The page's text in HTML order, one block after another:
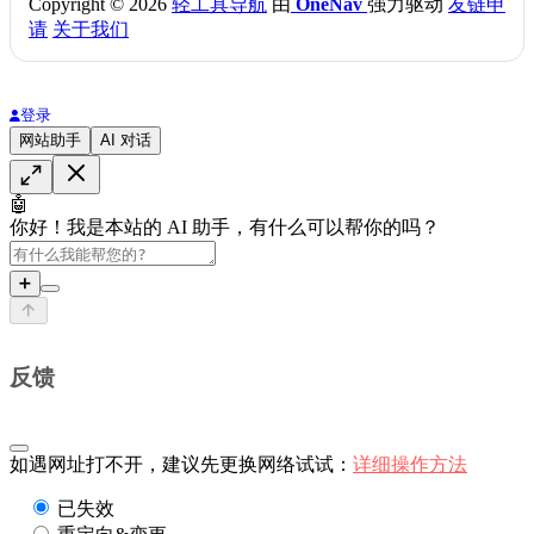
请 关于我们
登录
网站助手
AI 对话
🤖
你好！我是本站的 AI 助手，有什么可以帮你的吗？
➕
反馈
如遇网址打不开，建议先更换网络试试： 详细操作方法
已失效